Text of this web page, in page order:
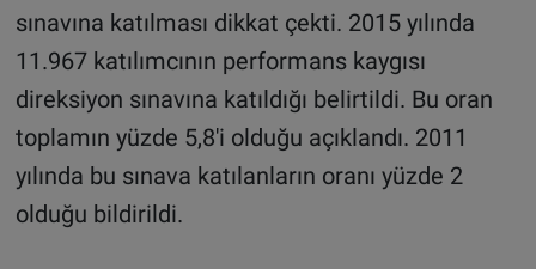
sınavına katılması dikkat çekti. 2015 yılında
11.967 katılımcının performans kaygısı
direksiyon sınavına katıldığı belirtildi. Bu oran
toplamın yüzde 5,8'i olduğu açıklandı. 2011
yılında bu sınava katılanların oranı yüzde 2
olduğu bildirildi.